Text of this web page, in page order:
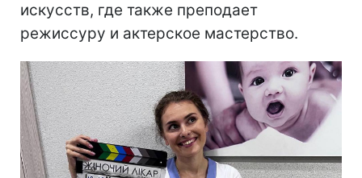
искусств, где также преподает
режиссуру и актерское мастерство.